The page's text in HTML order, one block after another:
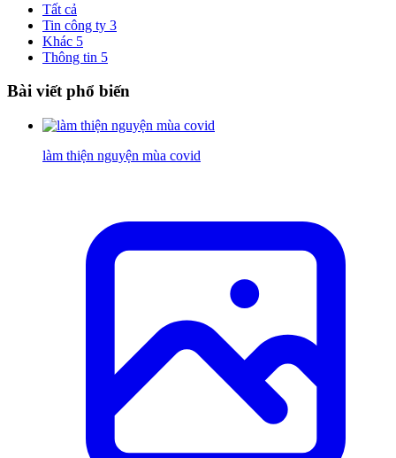
Tất cả
Tin công ty 3
Khác 5
Thông tin 5
Bài viết phổ biến
làm thiện nguyện mùa covid